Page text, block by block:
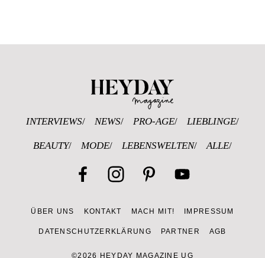
INTERVIEWS NEWS PRO-AGE LIEBLINGE
BEAUTY MODE LEBENSWELTEN ALLE
Channel
ÜBER UNS KONTAKT MACH MIT! IMPRESSUM
DATENSCHUTZERKLÄRUNG PARTNER AGB
©2026 HEYDAY MAGAZINE UG